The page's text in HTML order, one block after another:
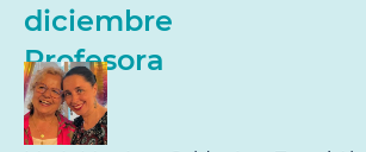
diciembre
Profesora